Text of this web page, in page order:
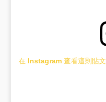
在 Instagram 查看這則貼文